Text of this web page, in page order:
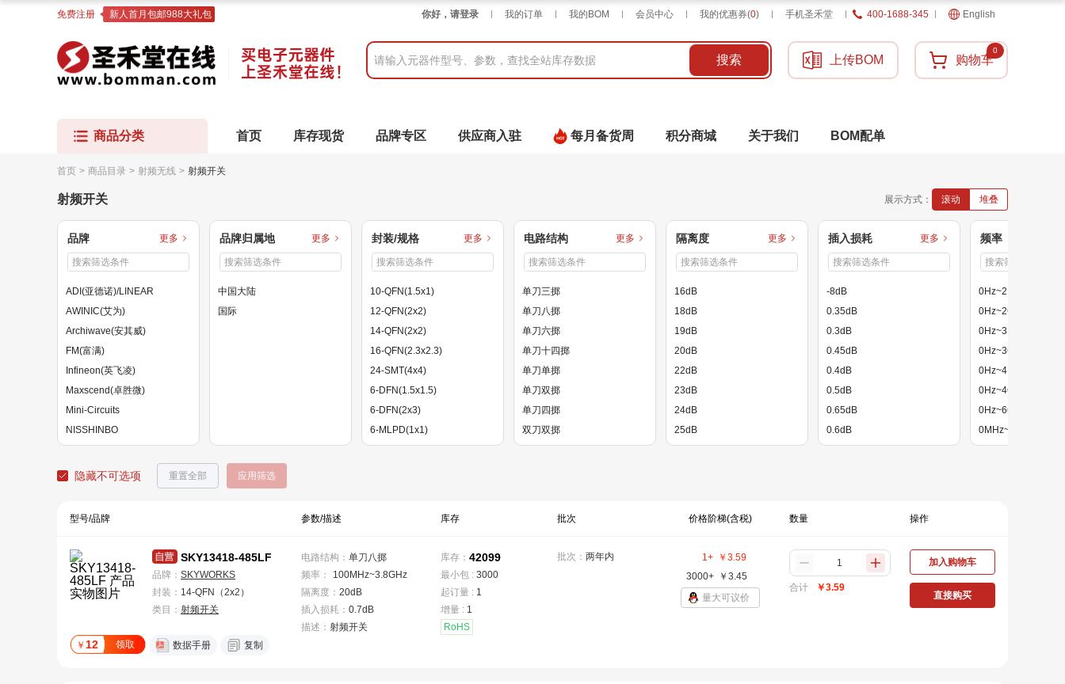
免费注册 新人首月包邮988大礼包 你好，请登录 我的订单 我的BOM 会员中心 我的优惠券(0) 手机圣禾堂 400-1688-345 English
搜索 上传BOM 购物车
0
商品分类 首页 库存现货 品牌专区 供应商入驻 每月备货周 积分商城 关于我们 BOM配单
首页 > 商品目录 > 射频无线 > 射频开关
射频开关 展示方式： 滚动 堆叠
品牌 更多
ADI(亚德诺)/LINEAR
AWINIC(艾为)
Archiwave(安其威)
FM(富满)
Infineon(英飞凌)
Maxscend(卓胜微)
Mini-Circuits
NISSHINBO
NJRC（新日本无线）
NXP(恩智浦)
品牌归属地 更多
中国大陆
国际
封装/规格 更多
10-QFN(1.5x1)
12-QFN(2x2)
14-QFN(2x2)
16-QFN(2.3x2.3)
24-SMT(4x4)
6-DFN(1.5x1.5)
6-DFN(2x3)
6-MLPD(1x1)
6-QFN(1x1)
电路结构 更多
单刀三掷
单刀八掷
单刀六掷
单刀十四掷
单刀单掷
单刀双掷
单刀四掷
双刀双掷
隔离度 更多
16dB
18dB
19dB
20dB
22dB
23dB
24dB
25dB
27dB
插入损耗 更多
-8dB
0.35dB
0.3dB
0.45dB
0.4dB
0.5dB
0.65dB
0.6dB
0.75dB
频率
0Hz~2.5GHz
0Hz~2GHz
0Hz~3.5GHz
0Hz~3GHz
0Hz~4.5GHz
0Hz~4GHz
0Hz~6GHz
0MHz~100MHz
0MHz~3.5GHz
隐藏不可选项 重置全部 应用筛选
型号/品牌 参数/描述 库存 批次 价格阶梯(含税) 数量 操作
SKY13418-485LF
品牌： SKYWORKS
封装： 14-QFN（2x2）
类目： 射频开关
￥ 12 领取 数据手册 复制
电路结构 ： 单刀八掷
频率：
100MHz~3.8GHz
隔离度： 20dB
插入损耗： 0.7dB
描述： 射频开关
库存：42099
最小包 :3000
起订量 : 1
增量 : 1
RoHS
批次： 两年内 1+ ￥ 3.59
3000+
￥ 3.45
量大可议价
合计 ￥3.59
加入购物车
直接购买